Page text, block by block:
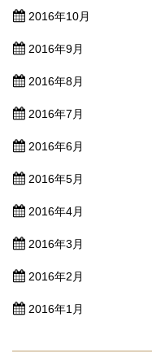
2016年10月
2016年9月
2016年8月
2016年7月
2016年6月
2016年5月
2016年4月
2016年3月
2016年2月
2016年1月